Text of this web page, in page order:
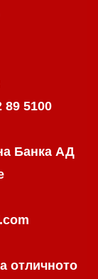
89 5100
Банка АД
отличното